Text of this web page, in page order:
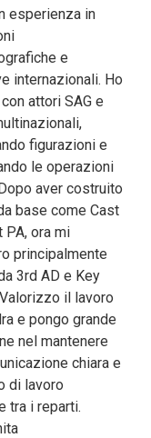
esperienza in
e
internazionali. Ho
attori SAG e
figurazioni e
le operazioni
aver costruito
base come Cast
PA, ora mi
principalmente
3rd AD e Key
il lavoro
e pongo grande
nel mantenere
chiara e
di lavoro
tra i reparti.